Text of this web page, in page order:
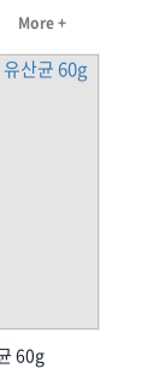
More +
60g